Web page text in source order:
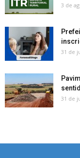
3 de
31 de
31 de